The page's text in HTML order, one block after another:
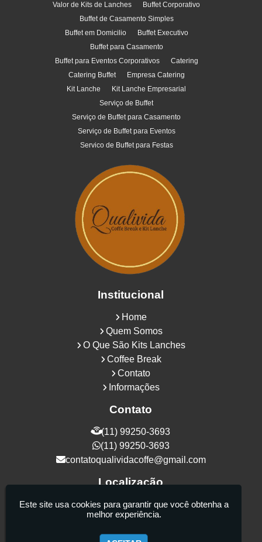
Valor de Kits de Lanches
Buffet Corporativo
Buffet de Casamento Simples
Buffet em Domicilio
Buffet Executivo
Buffet para Casamento
Buffet para Eventos Corporativos
Catering
Catering Buffet
Empresa Catering
Kit Lanche
Kit Lanche Empresarial
Serviço de Buffet
Serviço de Buffet para Casamento
Serviço de Buffet para Eventos
Servico de Buffet para Festas
Institucional
Home
Quem Somos
O Que São Kits Lanches
Coffee Break
Contato
Informações
Contato
(11) 99250-3693
(11) 99250-3693
contatoqualividacoffe@gmail.com
Localização
Rua Samurais, 27 - Vila Maria Alta - São
Paulo / SP - CEP: 02130-080
Este site usa cookies para garantir que você obtenha a
melhor experiência.